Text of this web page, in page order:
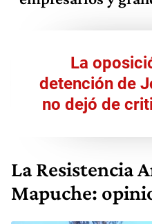
La
detención de
no dejó de
La Resistencia
Mapuche: